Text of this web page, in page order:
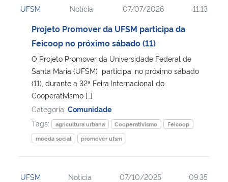
Ministério da Cidadania
Ministério da Saúde
Ministério de Minas e Energia
Ministério da Ciência, Tecnologia, Inovações e Comunicações
Ministério do Meio Ambiente
Ministério do Turismo
UFSM Notícia 07/07/2026 11:13
Projeto Promover da UFSM participa da
Feicoop no próximo sábado (11)
O Projeto Promover da Universidade Federal de
Santa Maria (UFSM) participa, no próximo sábado
(11), durante a 32ª Feira Internacional do
Cooperativismo […]
Categoria: Comunidade
Tags:
agricultura urbana Cooperativismo
Feicoop
moeda social
promover ufsm
UFSM Notícia 07/10/2025 09:35